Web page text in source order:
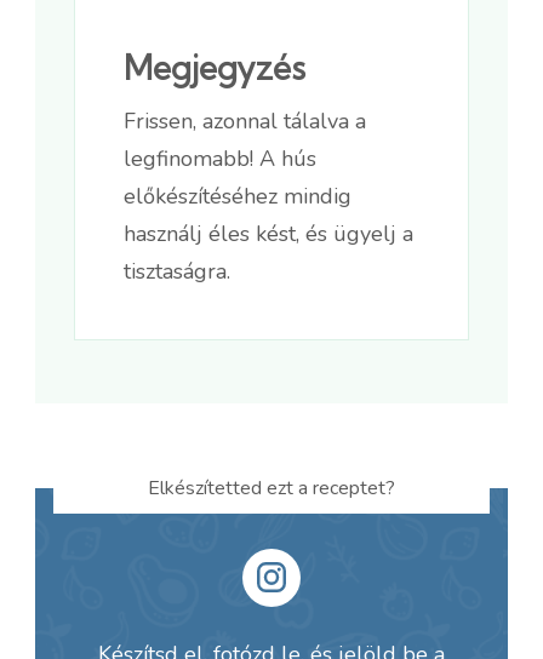
Megjegyzés
Frissen, azonnal tálalva a
legfinomabb! A hús
előkészítéséhez mindig
használj éles kést, és ügyelj a
tisztaságra.
Elkészítetted ezt a receptet?